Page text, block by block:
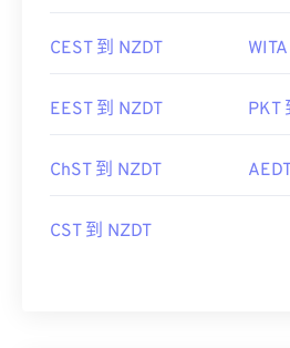
CEST 到 NZDT
EEST 到 NZDT PKT
ChST 到 NZDT
CST 到 NZDT